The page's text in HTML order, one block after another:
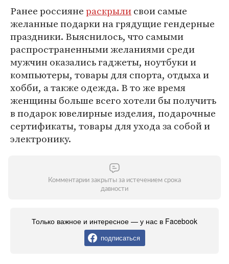
Ранее россиянераскрылисвои самые
желанные подарки на грядущие гендерные
праздники. Выяснилось, что самыми
распространенными желаниями среди
мужчин оказались гаджеты, ноутбуки и
компьютеры, товары для спорта, отдыха и
хобби, а также одежда. В то же время
женщины больше всего хотели бы получить
в подарок ювелирные изделия, подарочные
сертификаты, товары для ухода за собой и
электронику.
Комментарии закрыты за истечением срока
давности
Только важное и интересное — у нас в Facebook
подписаться